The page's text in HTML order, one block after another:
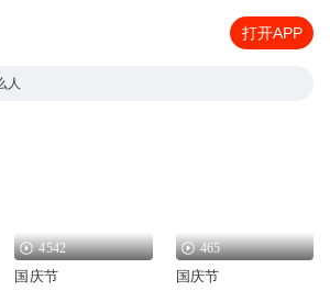
打开APP
人
4542
国庆节
465
国庆节